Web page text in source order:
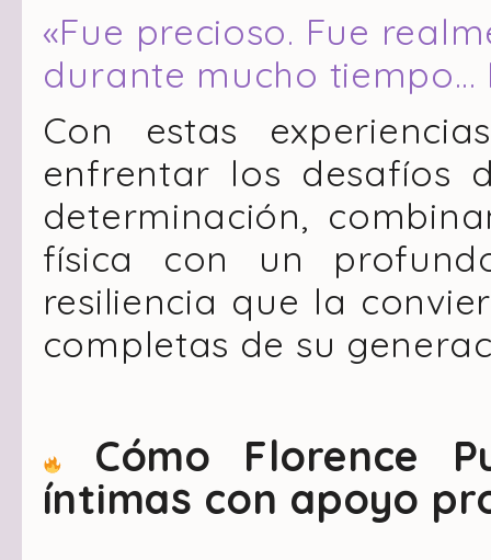
«Fue precioso. Fue
durante mucho tiempo…
Con estas
enfrentar los desafíos
determinación,
física con un
resiliencia que la
completas de su
Cómo Florence
íntimas con apoyo